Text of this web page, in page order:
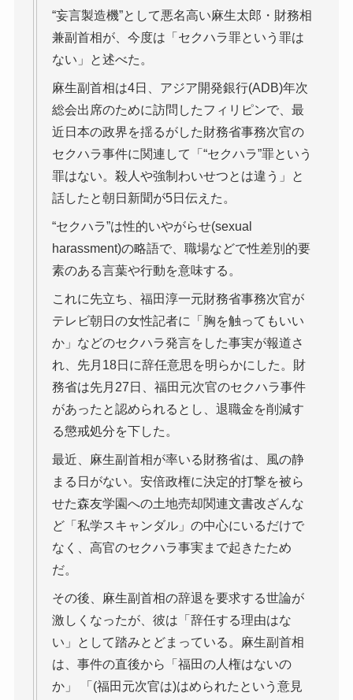
“妄言製造機”として悪名高い麻生太郎・財務相
兼副首相が、今度は「セクハラ罪という罪は
ない」と述べた。
麻生副首相は4日、アジア開発銀行(ADB)年次
総会出席のために訪問したフィリピンで、最
近日本の政界を揺るがした財務省事務次官の
セクハラ事件に関連して「“セクハラ”罪という
罪はない。殺人や強制わいせつとは違う」と
話したと朝日新聞が5日伝えた。
“セクハラ”は性的いやがらせ(sexual
harassment)の略語で、職場などで性差別的要
素のある言葉や行動を意味する。
これに先立ち、福田淳一元財務省事務次官が
テレビ朝日の女性記者に「胸を触ってもいい
か」などのセクハラ発言をした事実が報道さ
れ、先月18日に辞任意思を明らかにした。財
務省は先月27日、福田元次官のセクハラ事件
があったと認められるとし、退職金を削減す
る懲戒処分を下した。
最近、麻生副首相が率いる財務省は、風の静
まる日がない。安倍政権に決定的打撃を被ら
せた森友学園への土地売却関連文書改ざんな
ど「私学スキャンダル」の中心にいるだけで
なく、高官のセクハラ事実まで起きたため
だ。
その後、麻生副首相の辞退を要求する世論が
激しくなったが、彼は「辞任する理由はな
い」として踏みとどまっている。麻生副首相
は、事件の直後から「福田の人権はないの
か」 「(福田元次官は)はめられたという意見